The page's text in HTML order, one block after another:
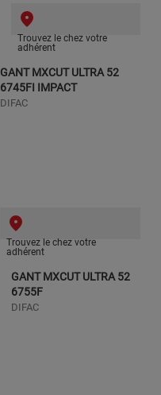
Trouvez le chez votre
adhérent
GANT MXCUT ULTRA 52
6745FI IMPACT
DIFAC
Trouvez le chez votre
adhérent
GANT MXCUT ULTRA 52
6755F
DIFAC